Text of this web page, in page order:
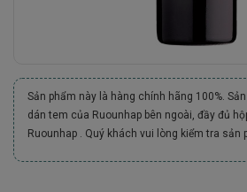
Sản phẩm này là hàng chính hãng 100%.
dán tem của Ruounhap bên ngoài, đầy đủ
Ruounhap . Quý khách vui lòng kiểm tra sản